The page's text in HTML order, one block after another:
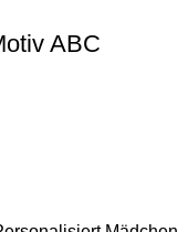
ABC